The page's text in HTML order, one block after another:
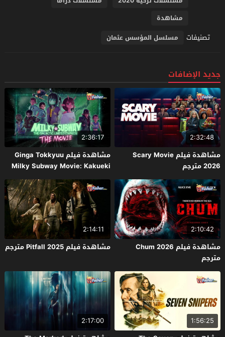
مشاهدة
تصنيفات مسلسل المؤسس عثمان
جديد الإضافات
2:32:48
مشاهدة فيلم Scary Movie
2026 مترجم
2:36:17
مشاهدة فيلم Ginga Tokkyuu
Milky Subway Movie: Kakueki
Teisha Gekijou Yuki 2026 مترجم
2:10:42
مشاهدة فيلم Chum 2026
مترجم
2:14:11
مشاهدة فيلم Pitfall 2025 مترجم
1:56:25
2:17:00